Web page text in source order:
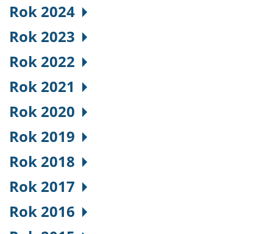
Rok 2024
Rok 2023
Rok 2022
Rok 2021
Rok 2020
Rok 2019
Rok 2018
Rok 2017
Rok 2016